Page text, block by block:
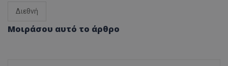
Διεθνή
Μοιράσου αυτό το άρθρο